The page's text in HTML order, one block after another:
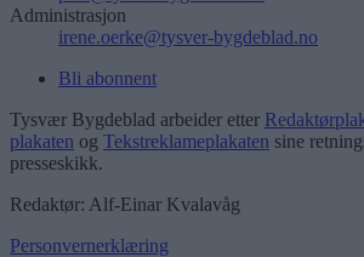
Administrasjon
irene.oerke@tysver-bygdeblad.no
Bli abonnent
Tysvær Bygdeblad arbeider etter
plakaten og Tekstreklameplakaten sine
presseskikk.
Redaktør: Alf-Einar Kvalavåg
Personvernerklæring